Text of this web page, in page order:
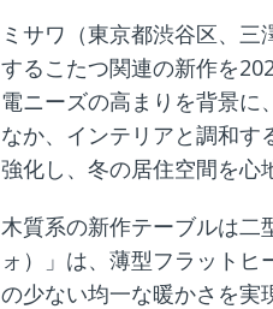
ミサワ（東京都渋谷区、
するこたつ関連の新作を
電ニーズの高まりを背景に
なか、インテリアと調和す
強化し、冬の居住空間を心
木質系の新作テーブルは二
ォ）」は、薄型フラット
の少ない均一な暖かさを実